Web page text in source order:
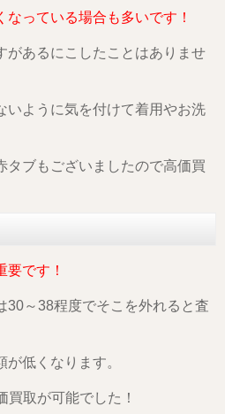
っている場合も多いです！
があるにこしたことはありませ
いように気を付けて着用やお洗
タブもございましたので高価買
要です！
30～38程度でそこを外れると査
低くなります。
買取が可能でした！